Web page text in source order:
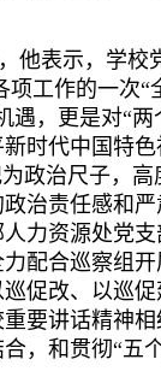
他表示，学校
项工作的一次“
遇，更是对“两
时代中国特
政治尺子，高
治责任感和
力资源处党
配合巡察组
促改、以巡
要讲话精神相
，和贯彻“五